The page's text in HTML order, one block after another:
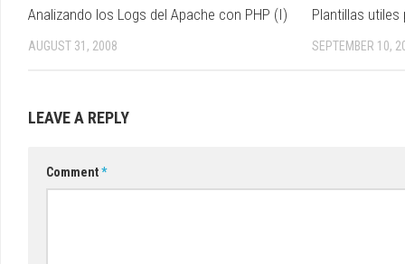
Analizando los Logs del Apache con PHP (I)
AUGUST 31, 2008
Plantillas
SEPTEMBER 10,
LEAVE A REPLY
Comment*